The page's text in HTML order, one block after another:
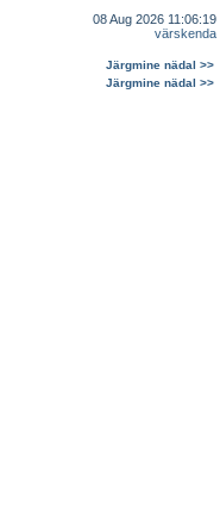
08 Aug 2026 11:06:19
värskenda
Järgmine nädal >>
Järgmine nädal >>